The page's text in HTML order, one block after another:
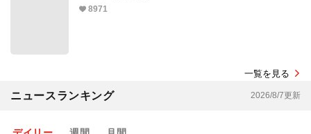
8971
一覧を見る
ニュースランキング 2026/8/7更新